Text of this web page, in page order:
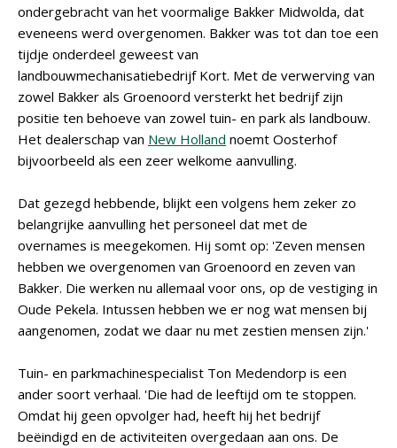
ondergebracht van het voormalige Bakker Midwolda, dat
eveneens werd overgenomen. Bakker was tot dan toe een
tijdje onderdeel geweest van
landbouwmechanisatiebedrijf Kort. Met de verwerving van
zowel Bakker als Groenoord versterkt het bedrijf zijn
positie ten behoeve van zowel tuin- en park als landbouw.
Het dealerschap van New Holland noemt Oosterhof
bijvoorbeeld als een zeer welkome aanvulling.
Dat gezegd hebbende, blijkt een volgens hem zeker zo
belangrijke aanvulling het personeel dat met de
overnames is meegekomen. Hij somt op: 'Zeven mensen
hebben we overgenomen van Groenoord en zeven van
Bakker. Die werken nu allemaal voor ons, op de vestiging in
Oude Pekela. Intussen hebben we er nog wat mensen bij
aangenomen, zodat we daar nu met zestien mensen zijn.'
Tuin- en parkmachinespecialist Ton Medendorp is een
ander soort verhaal. 'Die had de leeftijd om te stoppen.
Omdat hij geen opvolger had, heeft hij het bedrijf
beëindigd en de activiteiten overgedaan aan ons. De